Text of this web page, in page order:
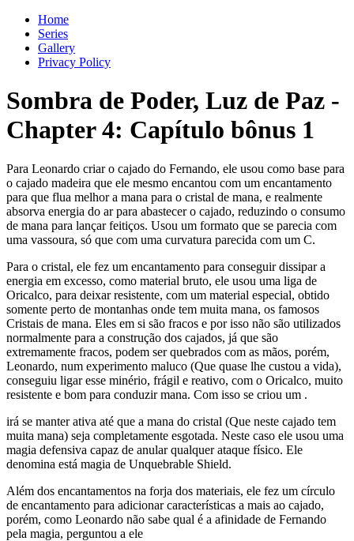
Home
Series
Gallery
Privacy Policy
Sombra de Poder, Luz de Paz -
Chapter 4: Capítulo bônus 1
Para Leonardo criar o cajado do Fernando, ele usou como base para
o cajado madeira que ele mesmo encantou com um encantamento
para que flua melhor a mana para o cristal de mana, e realmente
absorva energia do ar para abastecer o cajado, reduzindo o consumo
de mana para lançar feitiços. Usou um formato que se parecia com
uma vassoura, só que com uma curvatura parecida com um C.
Para o cristal, ele fez um encantamento para conseguir dissipar a
energia em excesso, como material bruto, ele usou uma liga de
Oricalco, para deixar resistente, com um material especial, obtido
somente perto de montanhas onde tem muita mana, os famosos
Cristais de mana. Eles em si são fracos e por isso não são utilizados
normalmente para a construção dos cajados, já que são
extremamente fracos, podem ser quebrados com as mãos, porém,
Leonardo, num experimento maluco (Que quase lhe custou a vida),
conseguiu ligar esse minério, frágil e reativo, com o Oricalco, muito
resistente e bom para conduzir mana. Com isso se criou um .
irá se manter ativa até que a mana do cristal (Que neste cajado tem
muita mana) seja completamente esgotada. Neste caso ele usou uma
magia defensiva capaz de anular qualquer ataque físico. Ele
denomina está magia de Unquebrable Shield.
Além dos encantamentos na forja dos materiais, ele fez um círculo
de encantamento para adicionar características a mais ao cajado,
porém, como Leonardo não sabe qual é a afinidade de Fernando
pela magia, perguntou a ele